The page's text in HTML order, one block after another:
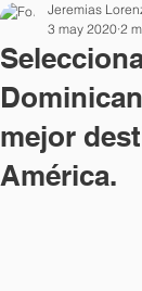
mejor
América.
Jeremias
3 may 2020 2